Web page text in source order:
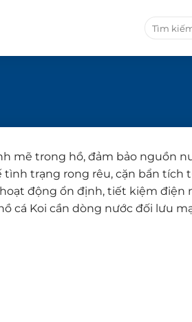
mẽ trong hồ, đảm bảo nguồn
trạng rong rêu, cặn bẩn tích
động ổn định, tiết kiệm điện
cá Koi cần dòng nước đối lưu